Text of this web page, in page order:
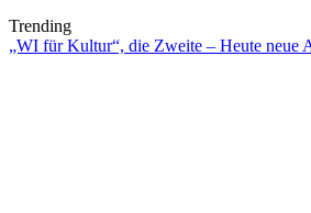
Trending
„WI für Kultur“, die Zweite – Heute neue